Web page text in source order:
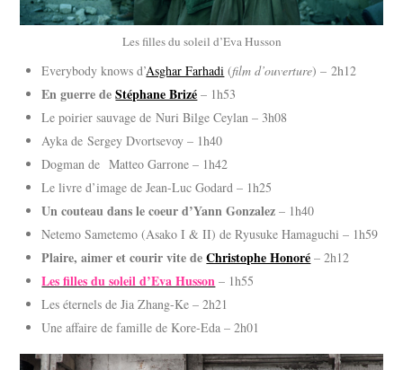
Les filles du soleil d’Eva Husson
Everybody knows d’Asghar Farhadi (film d’ouverture) – 2h12
En guerre deStéphane Brizé – 1h53
Le poirier sauvage de Nuri Bilge Ceylan – 3h08
Ayka de Sergey Dvortsevoy – 1h40
Dogman de Matteo Garrone – 1h42
Le livre d’image de Jean-Luc Godard – 1h25
Un couteau dans le coeur d’Yann Gonzalez – 1h40
Netemo Sametemo (Asako I & II) de Ryusuke Hamaguchi – 1h59
Plaire, aimer et courir vite deChristophe Honoré – 2h12
Les filles du soleil d’Eva Husson – 1h55
Les éternels de Jia Zhang-Ke – 2h21
Une affaire de famille de Kore-Eda – 2h01